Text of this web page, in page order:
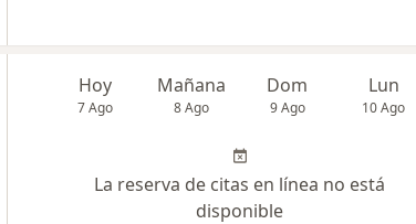
Hoy
7 Ago
Mañana
8 Ago
Dom
9 Ago
Lun
10 Ago
La reserva de citas en línea no está
disponible